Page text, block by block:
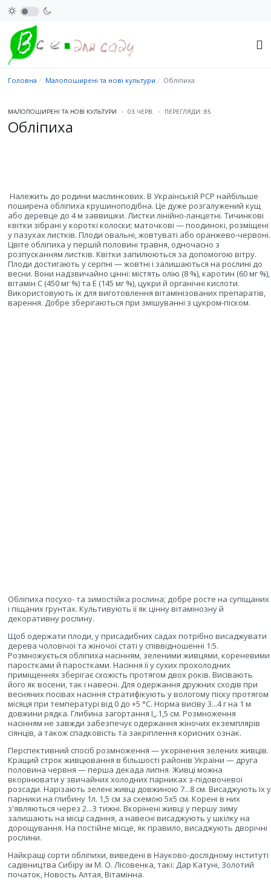
Головна Малопоширені та нові культури Обліпиха
МАЛОПОШИРЕНІ ТА НОВІ КУЛЬТУРИ 03.ЧЕРВ. ПЕРЕГЛЯДИ: 85
Обліпиха
Належить до родини маслинкових. В Українській РСР найбільше
поширена обліпиха крушиноподібна. Це дуже розгалужений кущ
або деревце до 4 м заввишки. Листки лінійно-ланцетні. Тичинкові
квітки зібрані у короткі колоски; маточкові — поодинокі, розміщені
у пазухах листків. Плоди овальні, жовтуваті або оранжево-червоні.
Цвіте обліпиха у першій половині травня, одночасно з
розпусканням листків. Квітки запилюються за допомогою вітру.
Плоди достигають у серпні — жовтні і залишаються на рослині до
весни. Вони надзвичайно цінні: містять олію (8 %), каротин (60 мг %),
вітамін С (450 мг %) та Е (145 мг %), цукри й органічні кислоти.
Використовують їх для виготовлення вітамінізованих препаратів,
варення. Добре зберігаються при змішуванні з цукром-піском.
Обліпиха посухо- та зимостійка рослина; добре росте на супіщаних
і піщаних грунтах. Культивують її як цінну вітамінозну й
декоративну рослину.
Щоб одержати плоди, у присадибних садах потрібно висаджувати
дерева чоловічої та жіночої статі у співвідношенні 1:5.
Розмножується обліпиха насінням, зеленими живцями, кореневими
паростками й паростками. Насіння її у сухих прохолодних
приміщеннях зберігає схожість протягом двох років. Висівають
його як восени, так і навесні. Для одержання дружних сходів при
весняних посівах насіння стратифікують у вологому піску протягом
місяця при температурі від 0 до +5 °С. Норма висіву 3...4 г на 1 м
довжини рядка. Глибина загортання І„.1,5 см. Розмноження
насінням не завжди забезпечує одержання жіночих екземплярів
сіянців, а також спадковість та закріплення корисних ознак.
Перспективний спосіб розмноження — укорінення зелених живців.
Кращий строк живцювання в більшості районів України — друга
половина червня — перша декада липня. Живці можна
вкорінювати у звичайних холодних парниках з-підовочевої
розсади. Нарізають зелені живці довжиною 7...8 см. Висаджують їх у
парники на глибину 1л. 1,5 см за схемою 5x5 см. Корені в них
з'являються через 2...З тижні. Вкорінені живці у першу зиму
залишають на місці садіння, а навесні висаджують у шкілку на
дорощування. На постійне місце, як правило, висаджують дворічні
рослини.
Найкращі сорти обліпихи, виведені в Науково-дослідному інституті
садівництва Сибіру ім М. О. Лісовенка, такі: Дар Катуні, Золотий
початок, Новость Алтая, Вітамінна.